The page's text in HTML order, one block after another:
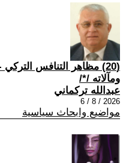
(20) مظاهر التنافس
ومآلاته /*/
عبدالله تركماني
2026 / 8 / 6
مواضيع وابحاث سياسية